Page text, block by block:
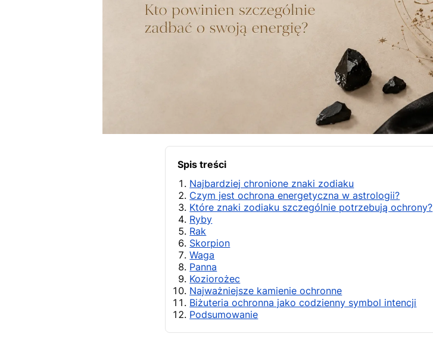
Spis treści
Najbardziej chronione znaki zodiaku
Czym jest ochrona energetyczna w astrologii?
Które znaki zodiaku szczególnie potrzebują ochrony?
Ryby
Rak
Skorpion
Waga
Panna
Koziorożec
Najważniejsze kamienie ochronne
Biżuteria ochronna jako codzienny symbol intencji
Podsumowanie